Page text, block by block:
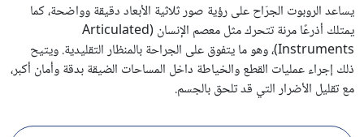
يساعد الروبوت الجرّاح على رؤية صور ثلاثية الأبعاد دقيقة وواضحة، كما
يمتلك أذرعًا مرنة تتحرك مثل معصم الإنسان (Articulated
Instruments)، وهو ما يتفوق على الجراحة بالمنظار التقليدية. ويتيح
ذلك إجراء عمليات القطع والخياطة داخل المساحات الضيقة بدقة وأمان أكبر،
مع تقليل الأضرار التي قد تلحق بالجسم.